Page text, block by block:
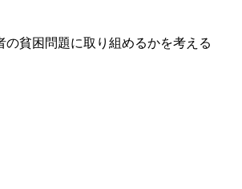
貧困問題に取り組めるかを考える